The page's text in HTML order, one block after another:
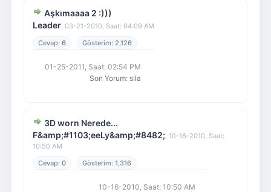
Aşkımaaaa 2 :)))
Leader, 03-21-2010, Saat: 04:09 AM
6
2,126
01-25-2011, Saat: 02:54 PM
Son Yorum: sıla
3D worn Nerede...
F&amp;#1103;eeLy&amp;#8482;, 10-16-2010, Saat:
10:50 AM
0
1,316
10-16-2010, Saat: 10:50 AM